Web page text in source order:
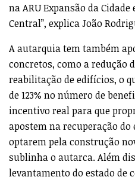
na ARU Expansão da Cidade
Central”, explica João
A autarquia tem também
concretos, como a redução
reabilitação de edifícios, o
de 123% no número de
incentivo real para que
apostem na recuperação do
optarem pela construção
sublinha o autarca. Além
levantamento do estado de